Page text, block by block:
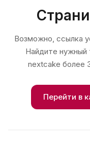
Возможно, ссылка
Найдите нужный
nextcake более
Перейти в